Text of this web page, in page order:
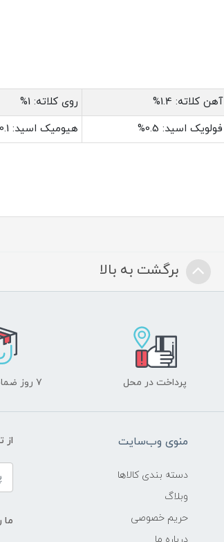
آهن کلاته: 1.4% روی کلاته: 1%
فولویک اسید: 0.5% هیومیک اسید: 0.1%
برگشت به بالا
پرداخت در محل ۷ روز ضمانت بازگشت
منوی وب‌سایت
دسته بندی کالاها
وبلاگ
حریم خصوصی
از
ما